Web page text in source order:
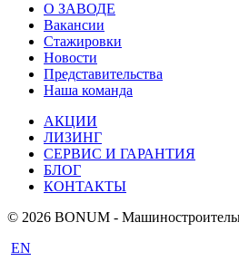
О ЗАВОДЕ
Вакансии
Стажировки
Новости
Представительства
Наша команда
АКЦИИ
ЛИЗИНГ
СЕРВИС И ГАРАНТИЯ
БЛОГ
КОНТАКТЫ
© 2026 BONUM -
EN